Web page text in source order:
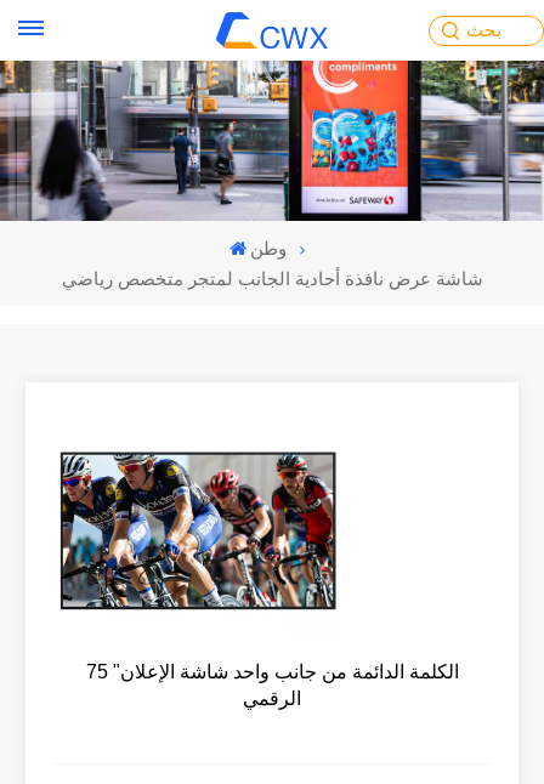
بحث
وطن
شاشة عرض نافذة أحادية الجانب لمتجر متخصص رياضي
75 "الكلمة الدائمة من جانب واحد شاشة الإعلان
الرقمي